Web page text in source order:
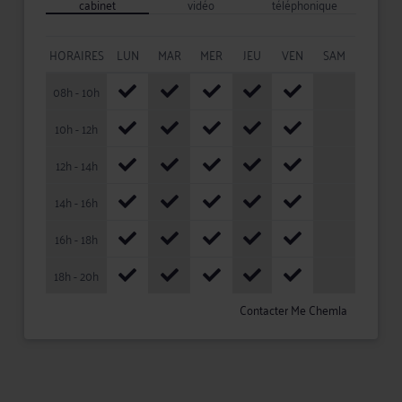
HORAIRES LUN MAR MER JEU VEN
SAM
08h - 10h
10h - 12h
12h - 14h
14h - 16h
16h - 18h
18h - 20h
Contacter Me Chemla